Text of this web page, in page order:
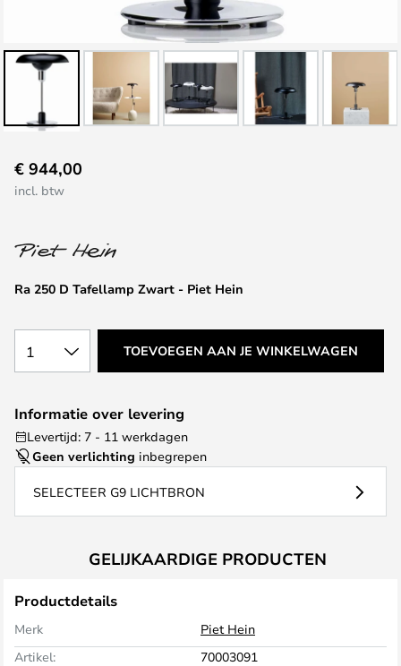
naar
het
van
afbeeldingen-
Ra 250 D Tafellamp Zwart - Piet Hein
€ 944,00
incl. btw
1 TOEVOEGEN AAN JE WINKELWAGEN
Informatie over levering
Levertijd: 7 - 11 werkdagen
Geen verlichting inbegrepen
SELECTEER G9 LICHTBRON
GELIJKAARDIGE PRODUCTEN
Productdetails
Merk
Piet Hein
Artikel:
70003091